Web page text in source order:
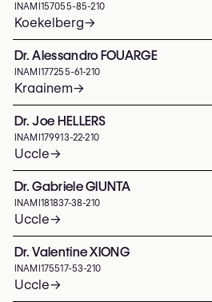
INAMI 157055-85-210
Koekelberg→
Dr. Alessandro FOUARGE
INAMI 177255-61-210
Kraainem→
Dr. Joe HELLERS
INAMI 179913-22-210
Uccle→
Dr. Gabriele GIUNTA
INAMI 181837-38-210
Uccle→
Dr. Valentine XIONG
INAMI 175517-53-210
Uccle→